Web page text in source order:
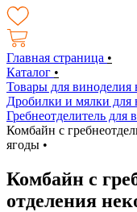
Главная страница •
Каталог •
Товары для
Дробилки и мялки для
Гребнеотделитель
Комбайн с
ягоды •
Комбайн с
отделения